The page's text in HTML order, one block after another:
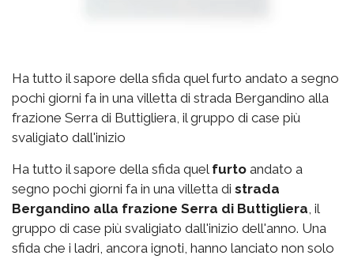
Ha tutto il sapore della sfida quel furto andato a segno
pochi giorni fa in una villetta di strada Bergandino alla
frazione Serra di Buttigliera, il gruppo di case più
svaligiato dall'inizio
Ha tutto il sapore della sfida quel furto andato a
segno pochi giorni fa in una villetta di strada
Bergandino alla frazione Serra di Buttigliera, il
gruppo di case più svaligiato dall'inizio dell'anno. Una
sfida che i ladri, ancora ignoti, hanno lanciato non solo